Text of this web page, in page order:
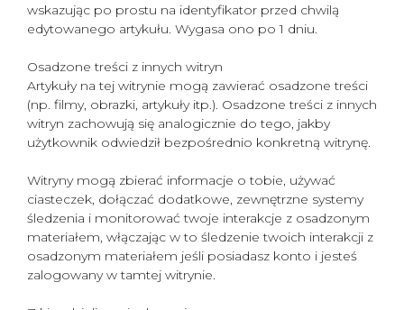
wskazując po prostu na identyfikator przed chwilą
edytowanego artykułu. Wygasa ono po 1 dniu.
Osadzone treści z innych witryn
Artykuły na tej witrynie mogą zawierać osadzone treści
(np. filmy, obrazki, artykuły itp.). Osadzone treści z innych
witryn zachowują się analogicznie do tego, jakby
użytkownik odwiedził bezpośrednio konkretną witrynę.
Witryny mogą zbierać informacje o tobie, używać
ciasteczek, dołączać dodatkowe, zewnętrzne systemy
śledzenia i monitorować twoje interakcje z osadzonym
materiałem, włączając w to śledzenie twoich interakcji z
osadzonym materiałem jeśli posiadasz konto i jesteś
zalogowany w tamtej witrynie.